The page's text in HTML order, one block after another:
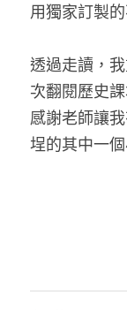
用獨家訂製
透過走讀，
次翻閱歷史
感謝老師讓
埕的其中一個